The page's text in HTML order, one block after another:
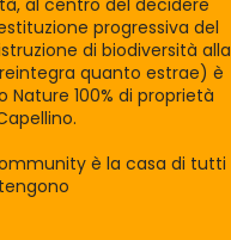
al centro del decidere
progressiva del
di biodiversità alla
quanto estrae) è
100% di proprietà
è la casa di tutti